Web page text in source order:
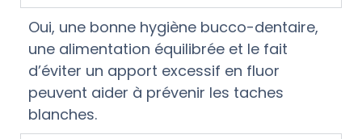
Oui, une bonne hygiène bucco-dentaire,
une alimentation équilibrée et le fait
d’éviter un apport excessif en fluor
peuvent aider à prévenir les taches
blanches.